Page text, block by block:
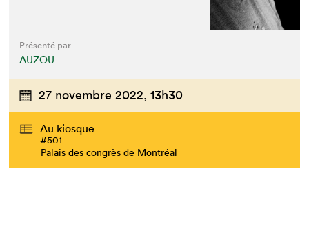
Présenté par
AUZOU
27 novembre 2022, 13h30
Au kiosque
#501
Palais des congrès de Montréal